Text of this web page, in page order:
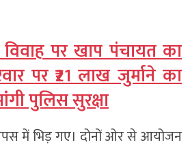
विवाह पर खाप पंचायत का
पर ₹21 लाख जुर्माने का
पुलिस सुरक्षा
में भिड़ गए। दोनों ओर से आयोजन